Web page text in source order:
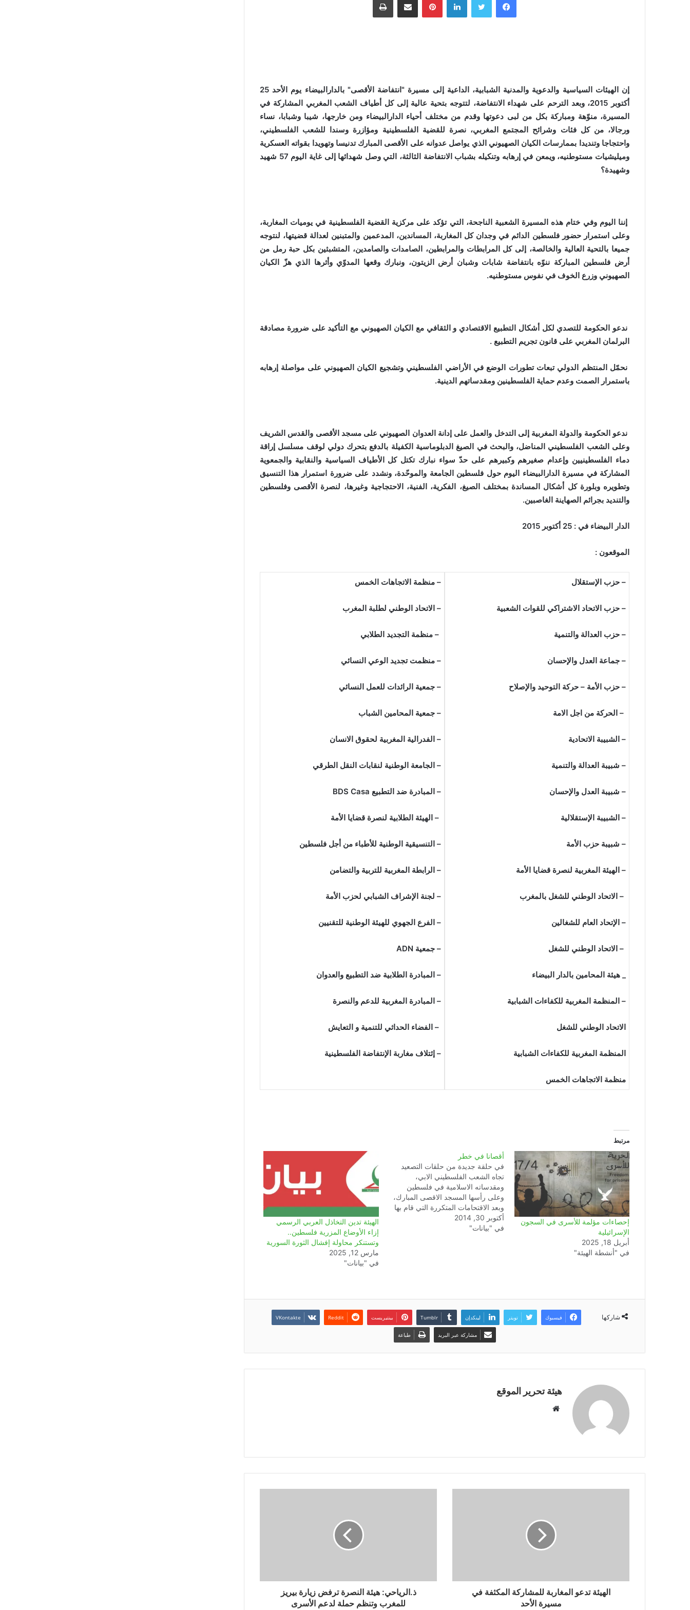
إن الهيئات السياسية والدعوية والمدنية الشبابية، الداعية إلى مسيرة "انتفاضة الأقصى" بالدارالبيضاء يوم الأحد 25
أكتوبر 2015، وبعد الترحم على شهداء الانتفاضة، لتتوجه بتحية عالية إلى كل أطياف الشعب المغربي المشاركة في
المسيرة، منوّهة ومباركة بكل من لبى دعوتها وقدم من مختلف أحياء الدارالبيضاء ومن خارجها، شيبا وشبابا، نساء
ورجالا، من كل فئات وشرائح المجتمع المغربي، نصرة للقضية الفلسطينية ومؤازرة وسندا للشعب الفلسطيني،
واحتجاجا وتنديدا بممارسات الكيان الصهيوني الذي يواصل عدوانه على الأقصى المبارك تدنيسا وتهويدا بقواته العسكرية
وميليشيات مستوطنيه، ويمعن في إرهابه وتنكيله بشباب الانتفاضة الثالثة، التي وصل شهدائها إلى غاية اليوم 57 شهيد
وشهيدة؟
إننا اليوم وفي ختام هذه المسيرة الشعبية الناجحة، التي تؤكد على مركزية القضية الفلسطينية في يوميات المغاربة،
وعلى استمرار حضور فلسطين الدائم في وجدان كل المغاربة، المساندين، المدعمين والمتبنين لعدالة قضيتها، لنتوجه
جميعا بالتحية العالية والخالصة، إلى كل المرابطات والمرابطين، الصامدات والصامدين، المتشبثين بكل حبة رمل من
أرض فلسطين المباركة ننوّه بانتفاضة شابات وشبان أرض الزيتون، ونبارك وقعها المدوّي وأثرها الذي هزّ الكيان
الصهيوني وزرع الخوف في نفوس مستوطنيه.
ندعو الحكومة للتصدي لكل أشكال التطبيع الاقتصادي و الثقافي مع الكيان الصهيوني مع التأكيد على ضرورة مصادقة
البرلمان المغربي على قانون تجريم التطبيع .
نحمّل المنتظم الدولي تبعات تطورات الوضع في الأراضي الفلسطيني وتشجيع الكيان الصهيوني على مواصلة إرهابه
باستمرار الصمت وعدم حماية الفلسطينين ومقدساتهم الدينية.
ندعو الحكومة والدولة المغربية إلى التدخل والعمل على إدانة العدوان الصهيوني على مسجد الأقصى والقدس الشريف
وعلى الشعب الفلسطيني المناضل، والبحث في الصيغ الدبلوماسية الكفيلة بالدفع بتحرك دولي لوقف مسلسل إراقة
دماء الفلسطينيين وإعدام صغيرهم وكبيرهم على حدّ سواء نبارك تكتل كل الأطياف السياسية والنقابية والجمعوية
المشاركة في مسيرة الدارالبيضاء اليوم حول فلسطين الجامعة والموحّدة، ونشدد على ضرورة استمرار هذا التنسيق
وتطويره وبلورة كل أشكال المساندة بمختلف الصيغ، الفكرية، الفنية، الاحتجاجية وغيرها، لنصرة الأقصى وفلسطين
والتنديد بجرائم الصهاينة الغاصبين.
الدار البيضاء في : 25 أكتوبر 2015
الموقعون :
– حزب الإستقلال
– حزب الاتحاد الاشتراكي للقوات الشعبية
– حزب العدالة والتنمية
– جماعة العدل والإحسان
– حزب الأمة – حركة التوحيد والإصلاح
– الحركة من اجل الامة
– الشبيبة الاتحادية
– شبيبة العدالة والتنمية
– شبيبة العدل والإحسان
– الشبيبة الإستقلالية
– شبيبة حزب الأمة
– الهيئة المغربية لنصرة قضايا الأمة
– الاتحاد الوطني للشغل بالمغرب
– الإتحاد العام للشغالين
– الاتحاد الوطني للشغل
_ هيئة المحامين بالدار البيضاء
– المنظمة المغربية للكفاءات الشبابية
الاتحاد الوطني للشغل
المنظمة المغربية للكفاءات الشبابية
منظمة الاتجاهات الخمس
– منظمة الاتجاهات الخمس
– الاتحاد الوطني لطلبة المغرب
– منظمة التجديد الطلابي
– منظمت تجديد الوعي النسائي
– جمعية الرائدات للعمل النسائي
– جمعية المحامين الشباب
– الفدرالية المغربية لحقوق الانسان
– الجامعة الوطنية لنقابات النقل الطرقي
– المبادرة ضد التطبيع BDS Casa
– الهيئة الطلابية لنصرة قضايا الأمة
– التنسيقية الوطنية للأطباء من أجل فلسطين
– الرابطة المغربية للتربية والتضامن
– لجنة الإشراف الشبابي لحزب الأمة
– الفرع الجهوي للهيئة الوطنية للتقنيين
– جمعية ADN
– المبادرة الطلابية ضد التطبيع والعدوان
– المبادرة المغربية للدعم والنصرة
– الفضاء الحداثي للتنمية و التعايش
– إئتلاف مغاربة الإنتفاضة الفلسطينية
مرتبط
إحصاءات مؤلمة للأسرى في السجون
الإسرائيلية
أبريل 18, 2025
في "أنشطة الهيئة"
أقصانا في خطر
في حلقة جديدة من حلقات التصعيد
تجاه الشعب الفلسطيني الابي،
ومقدساته الاسلامية في فلسطين
وعلى رأسها المسجد الاقصى المبارك،
وبعد الاقتحامات المتكررة التي قام بها
جيش الاحتلال ومتطرفيه في حق
المسجد الاقصى، أقدم الكيان الصهيوني
أكتوبر 30, 2014
في "بيانات"
الهيئة تدين التخاذل العربي الرسمي
إزاء الأوضاع المزرية فلسطين..
وتستنكر محاولة إفشال الثورة السورية
مارس 12, 2025
في "بيانات"
شاركها فيسبوك تويتر لينكدإن بينتيريست
مشاركة عبر البريد طباعة
هيئة تحرير الموقع
الهيئة تدعو المغاربة للمشاركة المكثفة في
مسيرة الأحد
ذ.الرياحي: هيئة النصرة ترفض زيارة ‫‏بيريز‬
للمغرب وتنظم حملة لدعم الأسرى